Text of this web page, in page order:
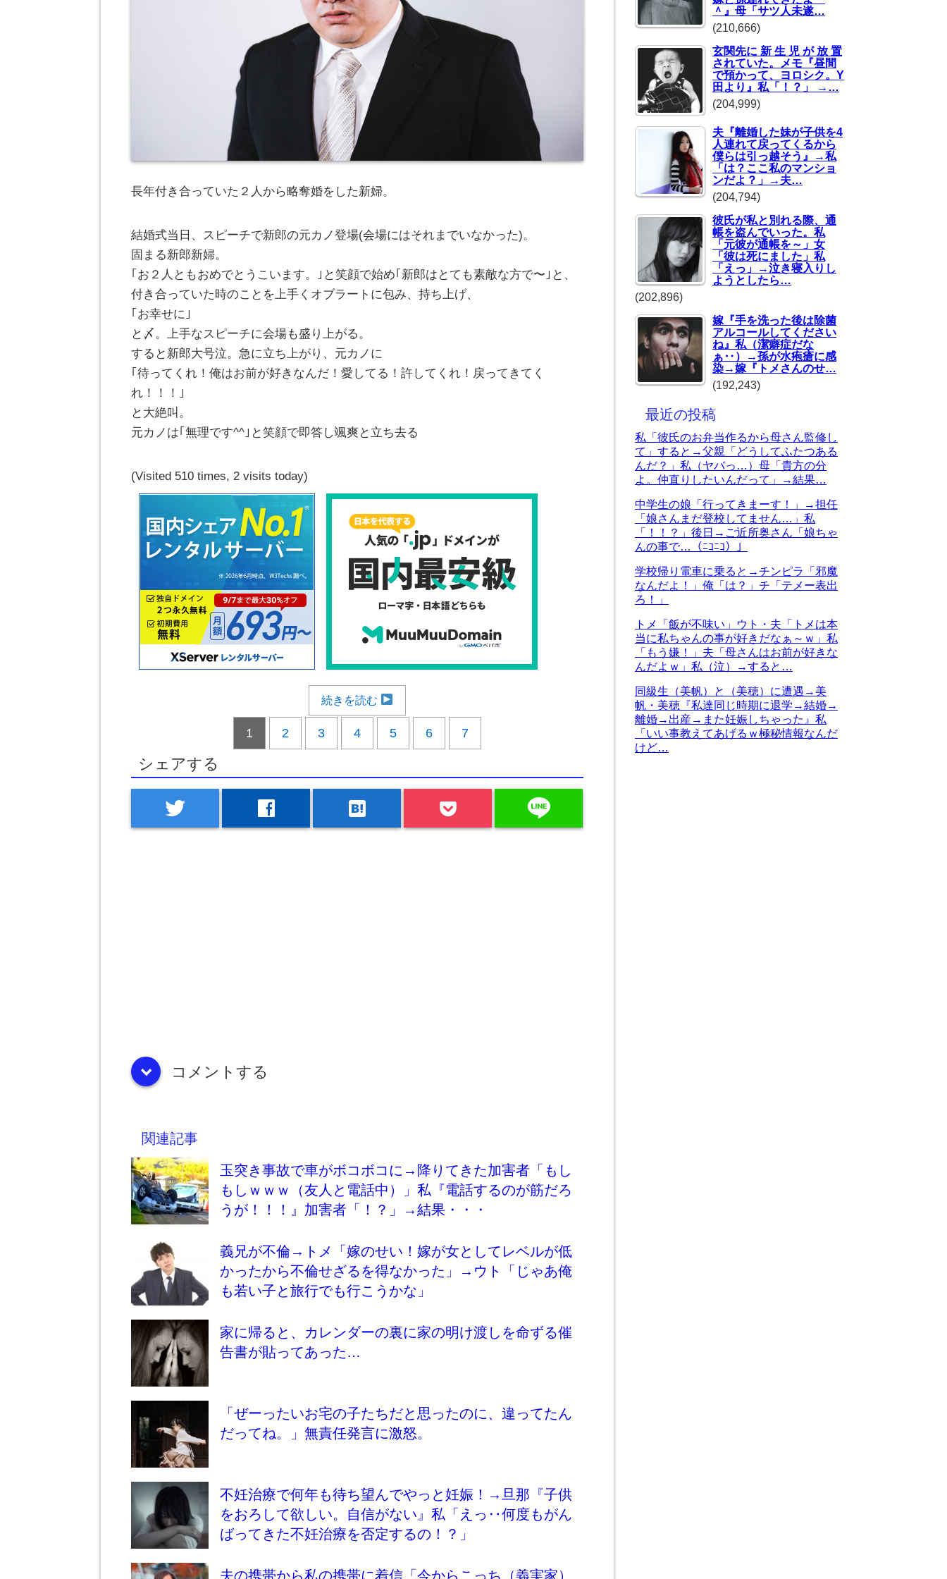
長年付き合っていた２人から略奪婚をした新婦。
結婚式当日、スピーチで新郎の元カノ登場(会場にはそれまでいなかった)。
固まる新郎新婦。
｢お２人ともおめでとうこいます。｣と笑顔で始め｢新郎はとても素敵な方で〜｣と、
付き合っていた時のことを上手くオブラートに包み、持ち上げ、
｢お幸せに｣
と〆。上手なスピーチに会場も盛り上がる。
すると新郎大号泣。急に立ち上がり、元カノに
｢待ってくれ！俺はお前が好きなんだ！愛してる！許してくれ！戻ってきてく
れ！！！｣
と大絶叫。
元カノは｢無理です^^｣と笑顔で即答し颯爽と立ち去る
(Visited 510 times, 2 visits today)
続きを読む
1 2 3 4 5 6 7
シェアする
twitter facebook hatenabookmark line
down コメントする
関連記事
玉突き事故で車がボコボコに→降りてきた加害者「もし
もしｗｗｗ（友人と電話中）」私『電話するのが筋だろ
うが！！！』加害者「！？」→結果・・・
義兄が不倫→トメ「嫁のせい！嫁が女としてレベルが低
かったから不倫せざるを得なかった」→ウト「じゃあ俺
も若い子と旅行でも行こうかな」
家に帰ると、カレンダーの裏に家の明け渡しを命ずる催
告書が貼ってあった…
「ぜーったいお宅の子たちだと思ったのに、違ってたん
だってね。」無責任発言に激怒。
不妊治療で何年も待ち望んでやっと妊娠！→旦那『子供
をおろして欲しい。自信がない』私「えっ‥何度もがん
ばってきた不妊治療を否定するの！？」
夫の携帯から私の携帯に着信「今からこっち（義実家）
＾』母「サツ人未遂…
(210,666)
玄関先に 新 生 児 が 放 置
されていた。メモ『昼間
で預かって、ヨロシク。Y
田より』私「！？」 →…
(204,999)
夫『離婚した妹が子供を4
人連れて戻ってくるから
僕らは引っ越そう』→私
「は？ここ私のマンショ
ンだよ？」→夫…
(204,794)
彼氏が私と別れる際、通
帳を盗んでいった。私
「元彼が通帳を～」女
「彼は死にました」私
「えっ」→泣き寝入りし
ようとしたら…
(202,896)
嫁『手を洗った後は除菌
アルコールしてください
ね』私（潔癖症だな
ぁ‥）→孫が水疱瘡に感
染→嫁『トメさんのせ…
(192,243)
最近の投稿
私「彼氏のお弁当作るから母さん監修し
て」すると→父親「どうしてふたつある
んだ？」私（ヤバっ…）母「貴方の分
よ。仲直りしたいんだって」→結果…
中学生の娘「行ってきまーす！」→担任
「娘さんまだ登校してません…」私
「！！？」後日→ご近所奥さん「娘ちゃ
んの事で…（ﾆｺﾆｺ）」
学校帰り電車に乗ると→チンピラ「邪魔
なんだよ！」俺「は？」チ「テメー表出
ろ！」
トメ「飯が不味い」ウト・夫「トメは本
当に私ちゃんの事が好きだなぁ～ｗ」私
「もう嫌！」夫「母さんはお前が好きな
んだよｗ」私（泣）→すると…
同級生（美帆）と（美穂）に遭遇→美
帆・美穂『私達同じ時期に退学→結婚→
離婚→出産→また妊娠しちゃった』私
「いい事教えてあげるｗ極秘情報なんだ
けど…